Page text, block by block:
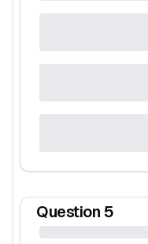
Question 5